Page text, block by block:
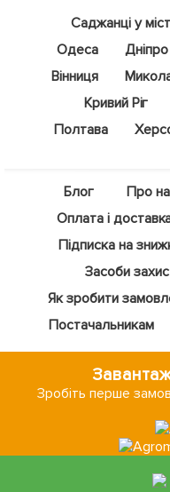
Саджанці у
Одеса
Дніпро
Вінниця
Кривий Ріг
Полтава
Блог Про
Оплата і
Підписка на
Засоби
Як зробити
Постачальникам
Зробіть перше